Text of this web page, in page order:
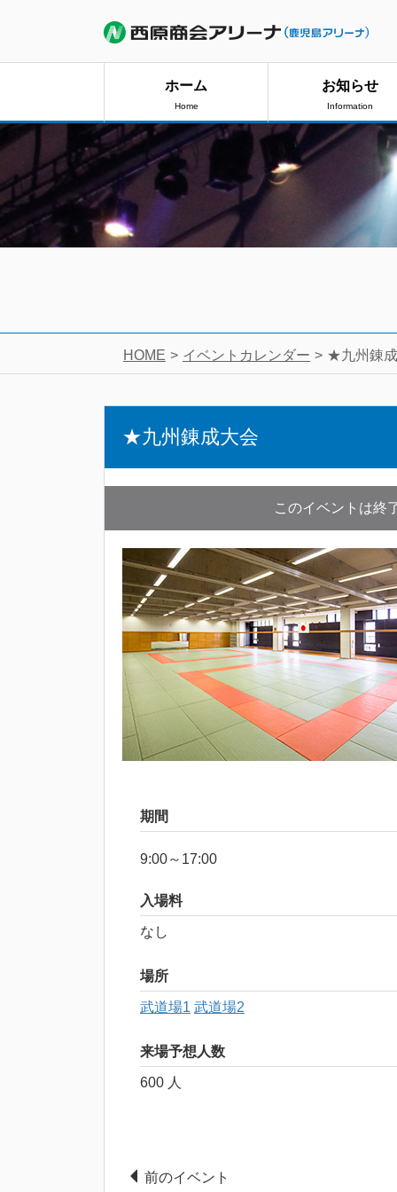
ホーム
Home
お知らせ
Information
HOME イベントカレンダー ★九州錬
★九州錬成大会
このイベントは終
期間
9:00～17:00
入場料
なし
場所
武道場1 武道場2
来場予想人数
600 人
前のイベント